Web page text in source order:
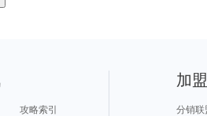
攻略索引
加
分销联